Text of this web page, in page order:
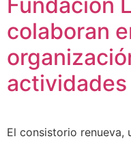
Fundación
colaboran
El consistorio renueva,